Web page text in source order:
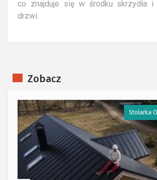
co znajduje się w środku skrzydła i
drzwi.
Zobacz
Stolarka